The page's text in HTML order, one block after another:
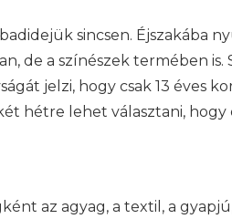
sincsen. Éjszakába
de a színészek termében
jelzi, hogy csak 13 éves
hétre lehet választani,
az agyag, a textil, a